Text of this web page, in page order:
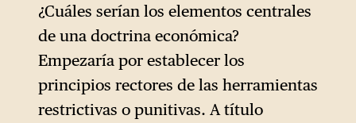
¿Cuáles serían los elementos centrales
de una doctrina económica?
Empezaría por establecer los
principios rectores de las herramientas
restrictivas o punitivas. A título